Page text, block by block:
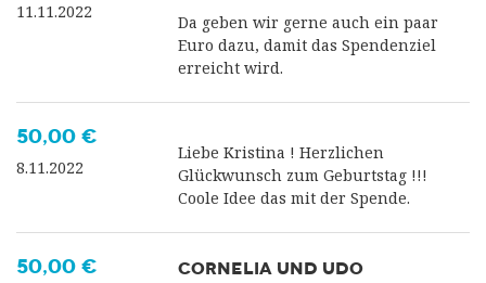
11.11.2022
Da geben wir gerne auch ein paar
Euro dazu, damit das Spendenziel
erreicht wird.
50,00 €
8.11.2022
Liebe Kristina ! Herzlichen
Glückwunsch zum Geburtstag !!!
Coole Idee das mit der Spende.
50,00 € CORNELIA UND UDO